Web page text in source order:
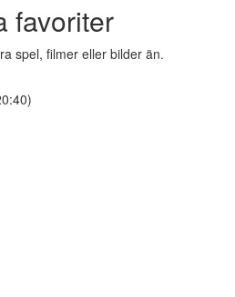
favoriter
spel, filmer eller bilder än.